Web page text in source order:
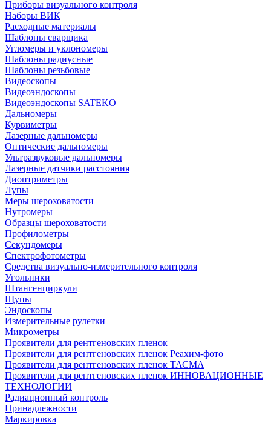
Приборы визуального контроля
Наборы ВИК
Расходные материалы
Шаблоны сварщика
Угломеры и уклономеры
Шаблоны радиусные
Шаблоны резьбовые
Видеоскопы
Видеоэндоскопы
Видеоэндоскопы SATEKO
Дальномеры
Курвиметры
Лазерные дальномеры
Оптические дальномеры
Ультразвуковые дальномеры
Лазерные датчики расстояния
Диоптриметры
Лупы
Меры шероховатости
Нутромеры
Образцы шероховатости
Профилометры
Секундомеры
Спектрофотометры
Средства визуально-измерительного контроля
Угольники
Штангенциркули
Щупы
Эндоскопы
Измерительные рулетки
Микрометры
Проявители для рентгеновских пленок
Проявители для рентгеновских пленок Реахим-фото
Проявители для рентгеновских пленок ТАСМА
Проявители для рентгеновских пленок ИННОВАЦИОННЫЕ
ТЕХНОЛОГИИ
Радиационный контроль
Принадлежности
Маркировка